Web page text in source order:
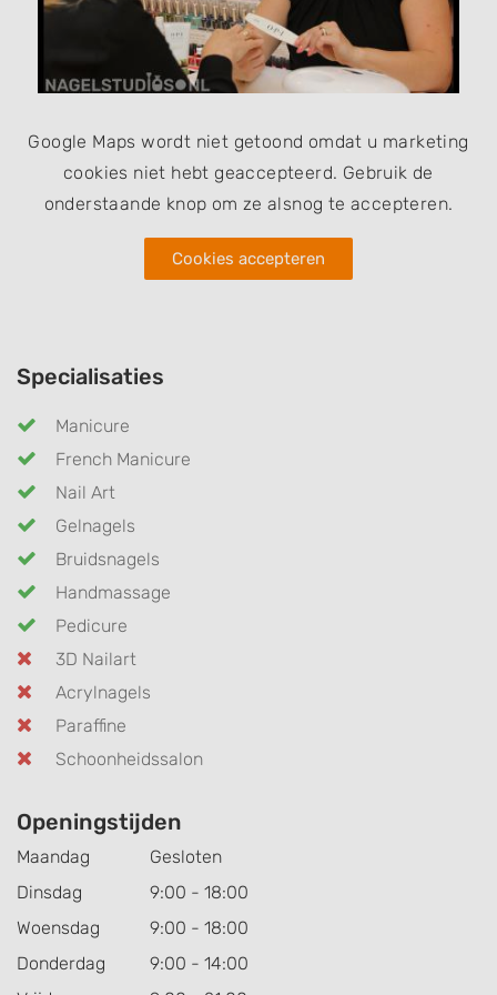
Google Maps wordt niet getoond omdat u marketing
cookies niet hebt geaccepteerd. Gebruik de
onderstaande knop om ze alsnog te accepteren.
Cookies accepteren
Specialisaties
Manicure
French Manicure
Nail Art
Gelnagels
Bruidsnagels
Handmassage
Pedicure
3D Nailart
Acrylnagels
Paraffine
Schoonheidssalon
Openingstijden
Maandag
Gesloten
Dinsdag
9:00 - 18:00
Woensdag
9:00 - 18:00
Donderdag
9:00 - 14:00